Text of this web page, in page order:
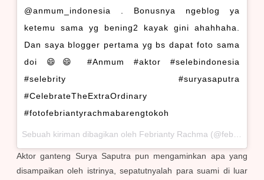
@anmum_indonesia . Bonusnya ngeblog ya
ketemu sama yg bening2 kayak gini ahahhaha.
Dan saya blogger pertama yg bs dapat foto sama
doi 😄😄 #Anmum #aktor #selebindonesia
#selebrity #suryasaputra
#CelebrateTheExtraOrdinary
#fotofebriantyrachmabarengtokoh
Sebuah kiriman dibagikan oleh Febrianty Rachma (@febriantyrachma) pada
Aktor ganteng Surya Saputra pun mengaminkan apa yang
disampaikan oleh istrinya, sepatutnyalah para suami di luar